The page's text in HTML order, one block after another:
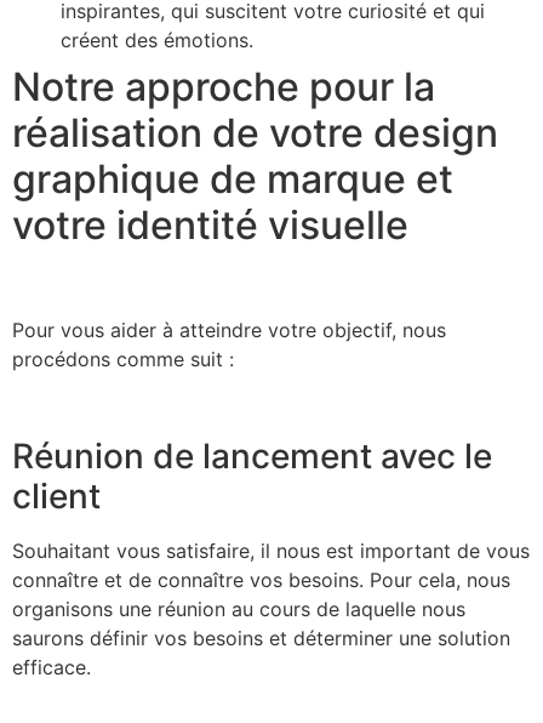
inspirantes, qui suscitent votre curiosité et qui
créent des émotions.
Notre approche pour la
réalisation de votre design
graphique de marque et
votre identité visuelle
Pour vous aider à atteindre votre objectif, nous
procédons comme suit :
Réunion de lancement avec le
client
Souhaitant vous satisfaire, il nous est important de vous
connaître et de connaître vos besoins. Pour cela, nous
organisons une réunion au cours de laquelle nous
saurons définir vos besoins et déterminer une solution
efficace.